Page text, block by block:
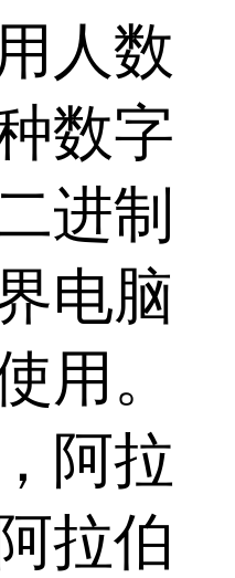
人数
数字
进制
电脑
用。
阿拉
拉伯